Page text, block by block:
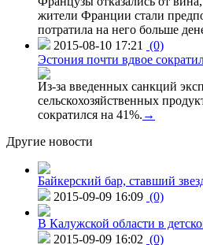
жители Франции стали
потратила на него больше
2015-08-10 17:21
(0)
Эстония почти вдвое
Из-за введенных санкций
сельскохозяйственных
сократился на 41%. →
Другие новости
Байкерский бар, ставший
2015-09-09 16:09 (0)
В Калужской области в
2015-09-09 16:02 (0)